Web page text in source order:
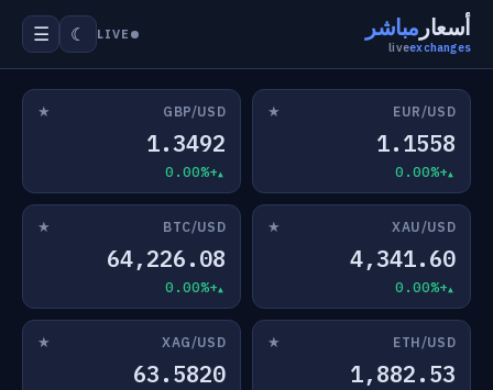
أسعار مباشر
liveexchanges
LIVE
☾
☰
EUR/USD
★
1.1558
+0.00%
GBP/USD
★
1.3492
+0.00%
XAU/USD
★
4,341.60
+0.00%
BTC/USD
★
64,226.08
+0.00%
ETH/USD
★
1,882.53
XAG/USD
★
63.5820